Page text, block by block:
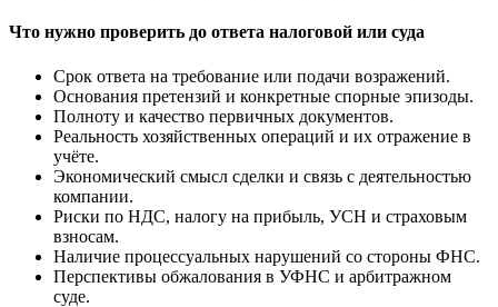
Что нужно проверить до ответа налоговой или суда
Срок ответа на требование или подачи возражений.
Основания претензий и конкретные спорные эпизоды.
Полноту и качество первичных документов.
Реальность хозяйственных операций и их отражение в
учёте.
Экономический смысл сделки и связь с деятельностью
компании.
Риски по НДС, налогу на прибыль, УСН и страховым
взносам.
Наличие процессуальных нарушений со стороны ФНС.
Перспективы обжалования в УФНС и арбитражном
суде.